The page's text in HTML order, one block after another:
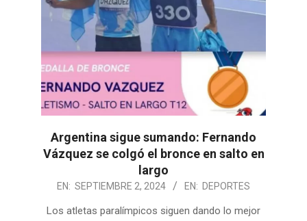
Argentina sigue sumando: Fernando
Vázquez se colgó el bronce en salto en
largo
2024-
EN: SEPTIEMBRE 2, 2024 EN: DEPORTES
Los atletas paralímpicos siguen dando lo mejor